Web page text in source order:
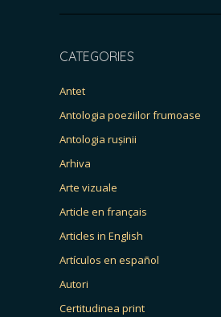
CATEGORIES
Antet
Antologia poeziilor frumoase
Antologia rușinii
Arhiva
Arte vizuale
Article en français
Articles in English
Artículos en español
Autori
Certitudinea print